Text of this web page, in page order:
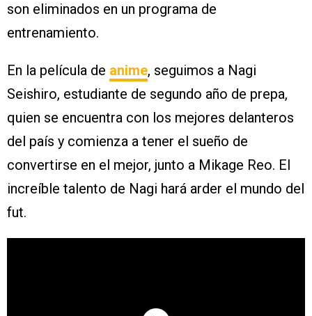
son eliminados en un programa de
entrenamiento.
En la película de anime, seguimos a Nagi
Seishiro, estudiante de segundo año de prepa,
quien se encuentra con los mejores delanteros
del país y comienza a tener el sueño de
convertirse en el mejor, junto a Mikage Reo. El
increíble talento de Nagi hará arder el mundo del
fut.